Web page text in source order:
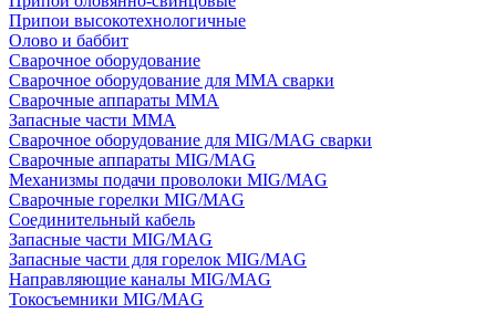
Припои высокотехнологичные
Олово и баббит
Сварочное оборудование
Сварочное оборудование для MMA сварки
Сварочные аппараты MMA
Запасные части MMA
Сварочное оборудование для MIG/MAG сварки
Сварочные аппараты MIG/MAG
Механизмы подачи проволоки MIG/MAG
Сварочные горелки MIG/MAG
Соединительный кабель
Запасные части MIG/MAG
Запасные части для горелок MIG/MAG
Направляющие каналы MIG/MAG
Токосъемники MIG/MAG